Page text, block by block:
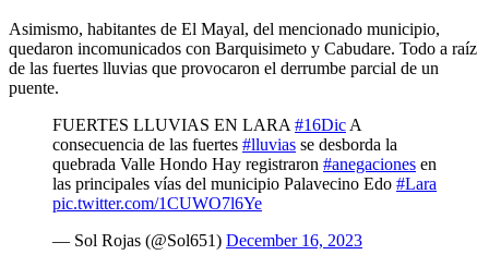
Asimismo, habitantes de El Mayal, del mencionado municipio,
quedaron incomunicados con Barquisimeto y Cabudare. Todo a raíz
de las fuertes lluvias que provocaron el derrumbe parcial de un
puente.
FUERTES LLUVIAS EN LARA #16Dic A
consecuencia de las fuertes #lluvias se desborda la
quebrada Valle Hondo Hay registraron #anegaciones en
las principales vías del municipio Palavecino Edo #Lara
pic.twitter.com/1CUWO7l6Ye
— Sol Rojas (@Sol651) December 16, 2023